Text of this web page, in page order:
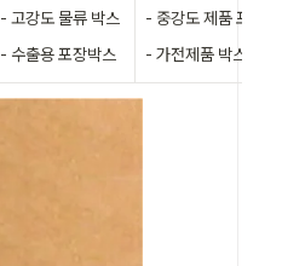
- 고강도 물류 박스
- 수출용 포장박스
- 중강도 제품 포장
- 가전제품 박스